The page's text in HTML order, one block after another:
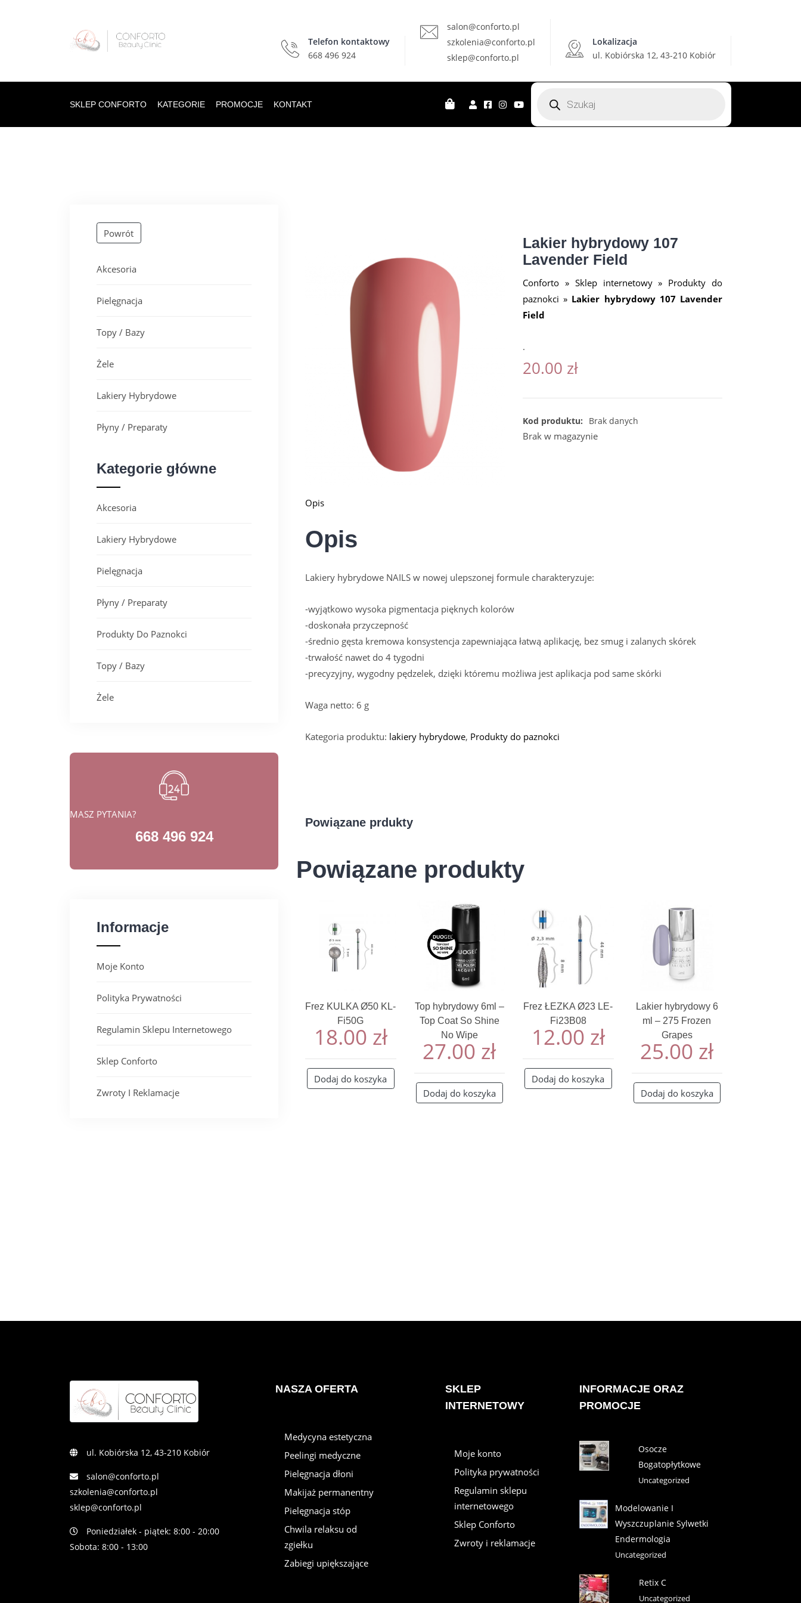
Telefon kontaktowy
668 496 924
salon@conforto.pl
szkolenia@conforto.pl
sklep@conforto.pl
Lokalizacja
ul. Kobiórska 12, 43-210 Kobiór
SKLEP CONFORTO KATEGORIE PROMOCJE KONTAKT
produktów
Powrót
Akcesoria
Pielęgnacja
Topy / Bazy
Żele
Lakiery Hybrydowe
Płyny / Preparaty
Kategorie główne
Akcesoria
Lakiery Hybrydowe
Pielęgnacja
Płyny / Preparaty
Produkty Do Paznokci
Topy / Bazy
Żele
MASZ PYTANIA?
668 496 924
Informacje
Moje Konto
Polityka Prywatności
Regulamin Sklepu Internetowego
Sklep Conforto
Zwroty I Reklamacje
Lakier hybrydowy 107
Lavender Field
Conforto » Sklep internetowy» Produkty do
paznokci » Lakier hybrydowy 107 Lavender
Field
.
20.00 zł
Kod produktu: Brak danych
Brak w magazynie
Opis
Opis
Lakiery hybrydowe NAILS w nowej ulepszonej formule charakteryzuje:
-wyjątkowo wysoka pigmentacja pięknych kolorów
-doskonała przyczepność
-średnio gęsta kremowa konsystencja zapewniająca łatwą aplikację, bez smug i zalanych skórek
-trwałość nawet do 4 tygodni
-precyzyjny, wygodny pędzelek, dzięki któremu możliwa jest aplikacja pod same skórki
Waga netto: 6 g
Kategoria produktu: lakiery hybrydowe, Produkty do paznokci
Powiązane prdukty
Powiązane produkty
Frez KULKA Ø50 KL-
Fi50G
18.00 zł
Dodaj do koszyka
Top hybrydowy 6ml –
Top Coat So Shine
No Wipe
27.00 zł
Dodaj do koszyka
Frez ŁEZKA Ø23 LE-
Fi23B08
12.00 zł
Dodaj do koszyka
Lakier hybrydowy 6
ml – 275 Frozen
Grapes
25.00 zł
Dodaj do koszyka
ul. Kobiórska 12, 43-210 Kobiór
salon@conforto.pl
szkolenia@conforto.pl
sklep@conforto.pl
Poniedziałek - piątek: 8:00 - 20:00
Sobota: 8:00 - 13:00
NASZA OFERTA
Medycyna estetyczna
Peelingi medyczne
Pielęgnacja dłoni
Makijaż permanentny
Pielęgnacja stóp
Chwila relaksu od
zgiełku
Zabiegi upiększające
SKLEP
INTERNETOWY
Moje konto
Polityka prywatności
Regulamin sklepu
internetowego
Sklep Conforto
Zwroty i reklamacje
INFORMACJE ORAZ
PROMOCJE
Osocze
Bogatopłytkowe
Uncategorized
Modelowanie I
Wyszczuplanie Sylwetki
Endermologia
Uncategorized
Retix C
Uncategorized